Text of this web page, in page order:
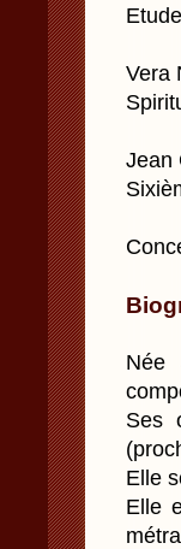
Vera
Jean
Née
Ses
Elle
Elle